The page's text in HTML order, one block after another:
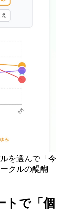
を選んで「今
クルの醍醐
トで「個